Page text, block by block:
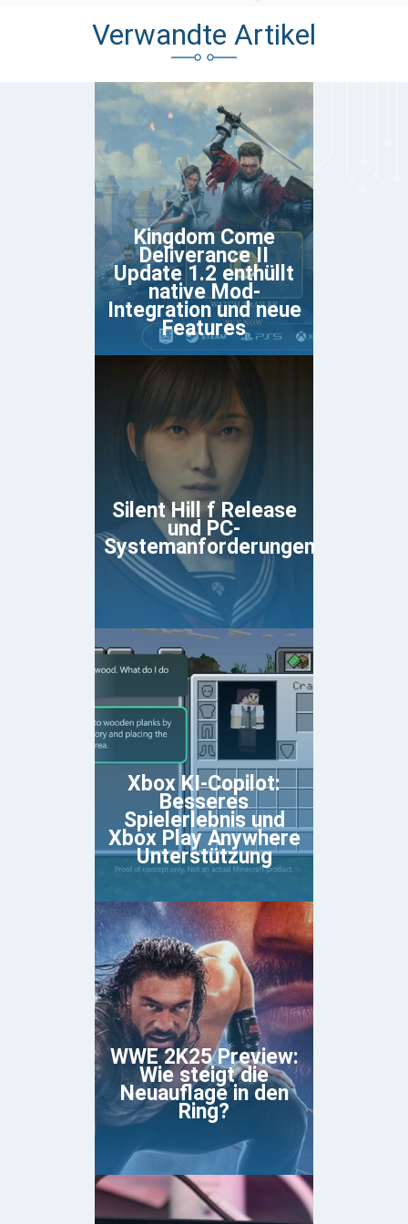
Verwandte Artikel
Kingdom Come
Deliverance II
Update 1.2 enthüllt
native Mod-
Integration und neue
Features
Silent Hill f Release
und PC-
Systemanforderungen
Xbox KI-Copilot:
Besseres
Spielerlebnis und
Xbox Play Anywhere
Unterstützung
WWE 2K25 Preview:
Wie steigt die
Neuauflage in den
Ring?